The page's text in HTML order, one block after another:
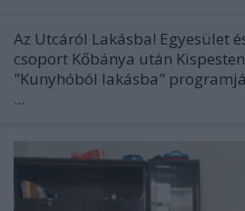
Az Utcáról Lakásba! Egyesület
csoport Kőbánya után
"Kunyhóból lakásba"
...